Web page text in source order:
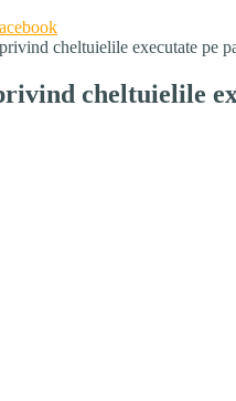
cheltuielile executate pe
cheltuielile